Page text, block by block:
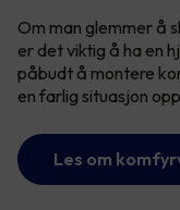
Om man glemmer å
er det viktig å ha en
påbudt å montere
en farlig situasjon
Les om